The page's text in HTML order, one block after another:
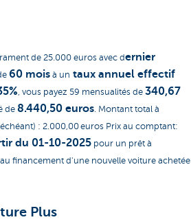
de 25.000 euros avec dernier
60 moisà un taux annuel effectif
, vous payez 59 mensualités de 340,67
de 8.440,50 euros. Montant total à
: 2.000,00 euros Prix au comptant:
du 01-10-2025pour un prêt à
financement d'une nouvelle voiture achetée
Plus